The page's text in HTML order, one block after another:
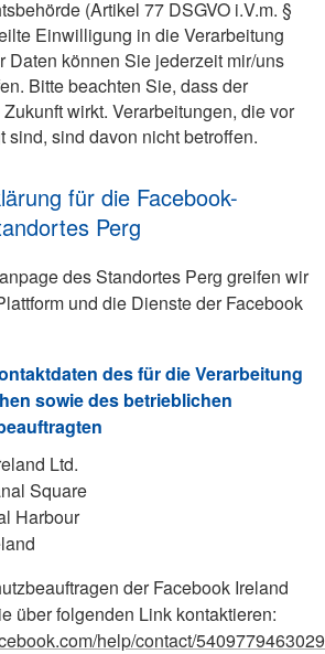
(Artikel 77 DSGVO i.V.m. §
Einwilligung in die Verarbeitung
Daten können Sie jederzeit mir/uns
Bitte beachten Sie, dass der
wirkt. Verarbeitungen, die vor
sind, sind davon nicht betroffen.
für die Facebook-
Perg
des Standortes Perg greifen wir
und die Dienste der Facebook
des für die Verarbeitung
sowie des betrieblichen
Ltd.
Square
Harbour
der Facebook Ireland
über folgenden Link kontaktieren:
help/contact/